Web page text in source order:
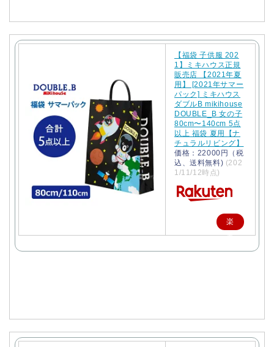
【福袋 子供服 202
1】ミキハウス正規
販売店 【2021年夏
用】 [2021年サマー
パック] ミキハウス
ダブルB mikihouse
DOUBLE_B 女の子
80cm〜140cm 5点
以上 福袋 夏用【ナ
チュラルリビング】
価格：22000円（税
込、送料無料) (202
1/11/12時点)
楽
天